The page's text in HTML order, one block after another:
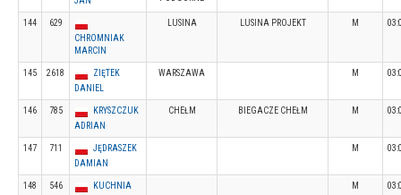
144
629
CHROMNIAK
MARCIN
LUSINA LUSINA PROJEKT M
145 2618
ZIĘTEK
DANIEL
WARSZAWA M
146 785
KRYSZCZUK
ADRIAN
CHEŁM BIEGACZE CHEŁM M
147 711
JĘDRASZEK
DAMIAN
M
148 546
KUCHNIA
M